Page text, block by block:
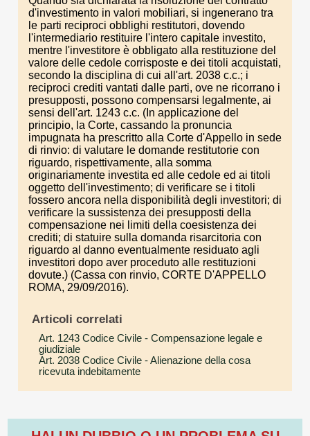
d'investimento in valori mobiliari, si ingenerano tra
le parti reciproci obblighi restitutori, dovendo
l'intermediario restituire l'intero capitale investito,
mentre l'investitore è obbligato alla restituzione del
valore delle cedole corrisposte e dei titoli acquistati,
secondo la disciplina di cui all'art. 2038 c.c.; i
reciproci crediti vantati dalle parti, ove ne ricorrano i
presupposti, possono compensarsi legalmente, ai
sensi dell'art. 1243 c.c. (In applicazione del
principio, la Corte, cassando la pronuncia
impugnata ha prescritto alla Corte d'Appello in sede
di rinvio: di valutare le domande restitutorie con
riguardo, rispettivamente, alla somma
originariamente investita ed alle cedole ed ai titoli
oggetto dell'investimento; di verificare se i titoli
fossero ancora nella disponibilità degli investitori; di
verificare la sussistenza dei presupposti della
compensazione nei limiti della coesistenza dei
crediti; di statuire sulla domanda risarcitoria con
riguardo al danno eventualmente residuato agli
investitori dopo aver proceduto alle restituzioni
dovute.) (Cassa con rinvio, CORTE D'APPELLO
ROMA, 29/09/2016).
Articoli correlati
Art. 1243 Codice Civile - Compensazione legale e
giudiziale
Art. 2038 Codice Civile - Alienazione della cosa
ricevuta indebitamente